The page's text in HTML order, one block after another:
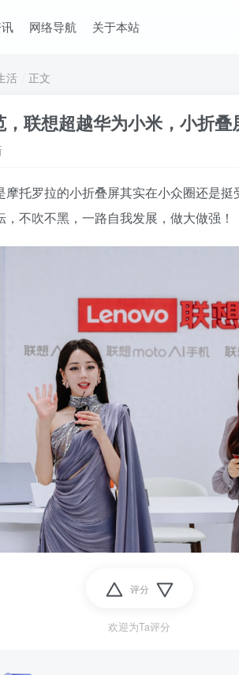
网络导航 关于本站
活 正文
联想超越华为小米，小折叠
托罗拉的小折叠屏其实在小众圈还是
不吹不黑，一路自我发展，做大做强！
评分
欢迎为Ta评分